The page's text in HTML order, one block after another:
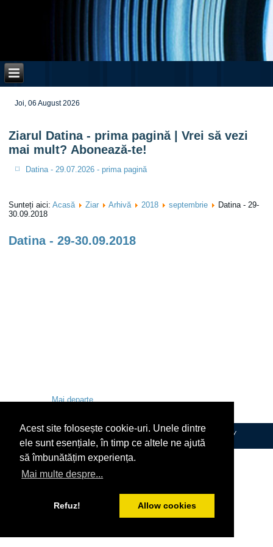
Acest site folosește cookie-uri. Unele dintre
ele sunt esențiale, în timp ce altele ne ajută
să îmbunătățim experiența.
Mai multe despre...
Refuz! Allow cookies
Joi, 06 August 2026
Ziarul Datina - prima pagină | Vrei să vezi
mai mult? Abonează-te!
Datina - 29.07.2026 - prima pagină
Sunteți aici:Acasă Ziar Arhivă 2018 septembrie
Datina - 29-
30.09.2018
Datina - 29-30.09.2018
Mai departe
© Copyright 2017-2025 Datina de George Burețea|Designed by
viorelianasi.ro